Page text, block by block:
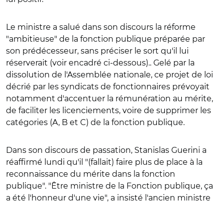
Le ministre a salué dans son discours la réforme
"ambitieuse" de la fonction publique préparée par
son prédécesseur, sans préciser le sort qu'il lui
réserverait (voir encadré ci-dessous).. Gelé par la
dissolution de l'Assemblée nationale, ce projet de loi
décrié par les syndicats de fonctionnaires prévoyait
notamment d'accentuer la rémunération au mérite,
de faciliter les licenciements, voire de supprimer les
catégories (A, B et C) de la fonction publique.
Dans son discours de passation, Stanislas Guerini a
réaffirmé lundi qu'il "(fallait) faire plus de place à la
reconnaissance du mérite dans la fonction
publique". "Être ministre de la Fonction publique, ça
a été l'honneur d'une vie", a insisté l'ancien ministre